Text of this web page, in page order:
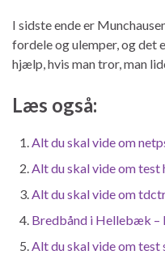
I sidste ende er
fordele og ulemper, og det
hjælp, hvis man tror, man
Læs også:
Alt du skal vide om
Alt du skal vide om test
Alt du skal vide om
Bredbånd i Hellebæk –
Alt du skal vide om test